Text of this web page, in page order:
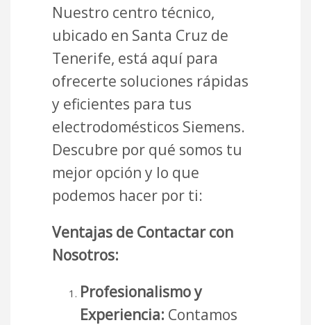
Nuestro centro técnico,
ubicado en Santa Cruz de
Tenerife, está aquí para
ofrecerte soluciones rápidas
y eficientes para tus
electrodomésticos Siemens.
Descubre por qué somos tu
mejor opción y lo que
podemos hacer por ti:
Ventajas de Contactar con
Nosotros:
Profesionalismo y
Experiencia: Contamos